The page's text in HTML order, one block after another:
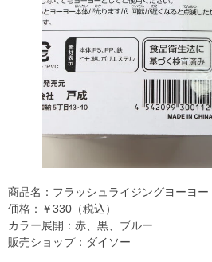
商品名：フラッシュライジングヨーヨー
価格：￥330（税込）
カラー展開：赤、黒、ブルー
販売ショップ：ダイソー